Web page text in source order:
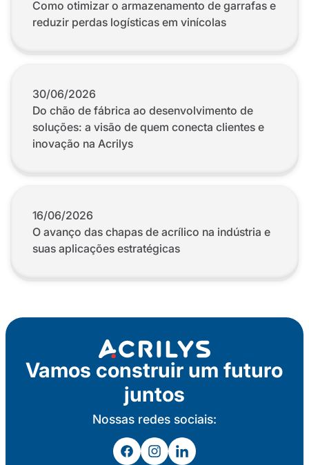
Como otimizar o armazenamento de garrafas e
reduzir perdas logísticas em vinícolas
Do chão de fábrica ao desenvolvimento de
soluções: a visão de quem conecta clientes e
inovação na Acrilys
30/06/2026
O avanço das chapas de acrílico na indústria e
suas aplicações estratégicas
16/06/2026
Vamos construir um futuro
juntos
Nossas redes sociais: